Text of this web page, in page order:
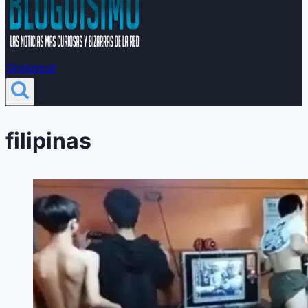
Groleros!
filipinas